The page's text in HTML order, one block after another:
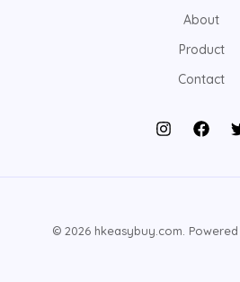
About
Product
Contact
© 2026 hkeasybuy.com.